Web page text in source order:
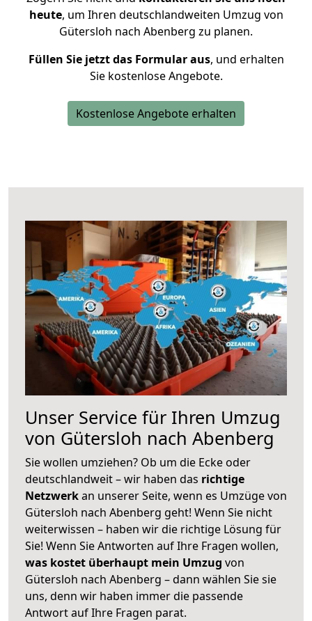
heute, um Ihren deutschlandweiten Umzug von
Gütersloh nach Abenberg zu planen.
Füllen Sie jetzt das Formular aus, und erhalten
Sie kostenlose Angebote.
Kostenlose Angebote erhalten
Unser Service für Ihren Umzug
von Gütersloh nach Abenberg
Sie wollen umziehen? Ob um die Ecke oder
deutschlandweit – wir haben das richtige
Netzwerkan unserer Seite, wenn es Umzüge von
Gütersloh nach Abenberg geht! Wenn Sie nicht
weiterwissen – haben wir die richtige Lösung für
Sie! Wenn Sie Antworten auf Ihre Fragen wollen,
was kostet überhaupt mein Umzug von
Gütersloh nach Abenberg – dann wählen Sie sie
uns, denn wir haben immer die passende
Antwort auf Ihre Fragen parat.